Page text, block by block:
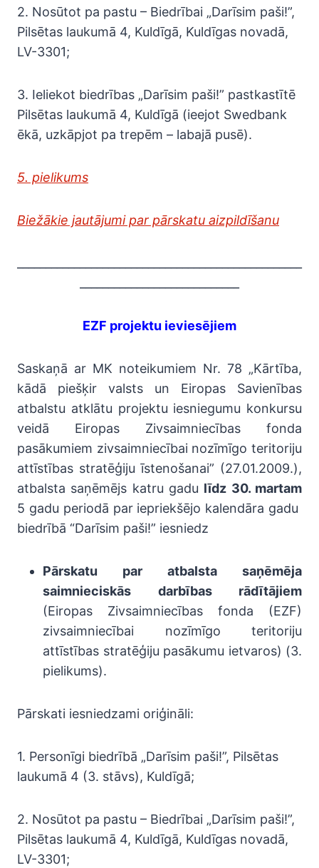
2. Nosūtot pa pastu – Biedrībai „Darīsim paši!”,
Pilsētas laukumā 4, Kuldīgā, Kuldīgas novadā,
LV-3301;
3. Ieliekot biedrības „Darīsim paši!” pastkastītē
Pilsētas laukumā 4, Kuldīgā (ieejot Swedbank
ēkā, uzkāpjot pa trepēm – labajā pusē).
5. pielikums
Biežākie jautājumi par pārskatu aizpildīšanu
EZF projektu ieviesējiem
Saskaņā ar MK noteikumiem Nr. 78 „Kārtība,
kādā piešķir valsts un Eiropas Savienības
atbalstu atklātu projektu iesniegumu konkursu
veidā Eiropas Zivsaimniecības fonda
pasākumiem zivsaimniecībai nozīmīgo teritoriju
attīstības stratēģiju īstenošanai” (27.01.2009.),
atbalsta saņēmējs katru gadu līdz 30. martam
5 gadu periodā par iepriekšējo kalendāra gadu
biedrībā “Darīsim paši!” iesniedz
Pārskatu par atbalsta saņēmēja
saimnieciskās darbības rādītājiem
(Eiropas Zivsaimniecības fonda (EZF)
zivsaimniecībai nozīmīgo teritoriju
attīstības stratēģiju pasākumu ietvaros) (3.
pielikums).
Pārskati iesniedzami oriģināli:
1. Personīgi biedrībā „Darīsim paši!”, Pilsētas
laukumā 4 (3. stāvs), Kuldīgā;
2. Nosūtot pa pastu – Biedrībai „Darīsim paši!”,
Pilsētas laukumā 4, Kuldīgā, Kuldīgas novadā,
LV-3301;